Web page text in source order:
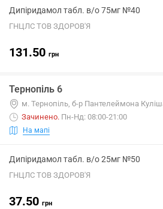
Дипіридамол табл. в/о 75мг №40
ГНЦЛС ТОВ ЗДОРОВ'Я
131.50 грн
Тернопіль 6
м. Тернопіль, б-р Пантелеймона
Зачинено. Пн-Нд: 08:00-21:00
На мапі
Дипіридамол табл. в/о 25мг №50
ГНЦЛС ТОВ ЗДОРОВ'Я
37.50 грн